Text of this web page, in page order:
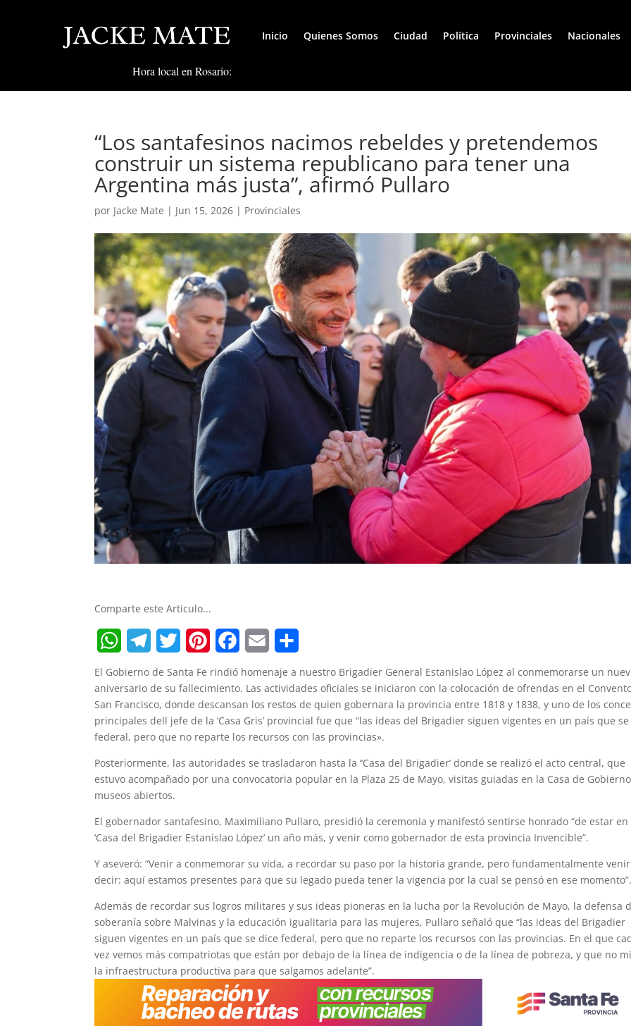
Inicio Quienes Somos Ciudad Política Provinciales Nacionales
Hora local en Rosario:
“Los santafesinos nacimos rebeldes y pretendemos
construir un sistema republicano para tener una
Argentina más justa”, afirmó Pullaro
por Jacke Mate | Jun 15, 2026 | Provinciales
Comparte este Articulo...
W
h
a
t
s
A
p
e
l
e
g
r
m
T
w
i
t
t
e
i
n
t
e
r
s
a
c
e
b
o
k
m
a
S
h
a
r
e
El Gobierno de Santa Fe rindió homenaje a nuestro Brigadier General Estanislao López al conmemorarse un
aniversario de su fallecimiento. Las actividades oficiales se iniciaron con la colocación de ofrendas en el
San Francisco, donde descansan los restos de quien gobernara la provincia entre 1818 y 1838, y uno de los
principales dell jefe de la ‘Casa Gris’ provincial fue que “las ideas del Brigadier siguen vigentes en un país que
federal, pero que no reparte los recursos con las provincias».
Posteriormente, las autoridades se trasladaron hasta la ‘’Casa del Brigadier’ donde se realizó el acto central, que
estuvo acompañado por una convocatoria popular en la Plaza 25 de Mayo, visitas guiadas en la Casa de
museos abiertos.
El gobernador santafesino, Maximiliano Pullaro, presidió la ceremonia y manifestó sentirse honrado “de estar en
‘Casa del Brigadier Estanislao López’ un año más, y venir como gobernador de esta provincia Invencible”.
Y aseveró: “Venir a conmemorar su vida, a recordar su paso por la historia grande, pero fundamentalmente
decir: aquí estamos presentes para que su legado pueda tener la vigencia por la cual se pensó en ese momento”.
Además de recordar sus logros militares y sus ideas pioneras en la lucha por la Revolución de Mayo, la defensa
soberanía sobre Malvinas y la educación igualitaria para las mujeres, Pullaro señaló que “las ideas del Brigadier
siguen vigentes en un país que se dice federal, pero que no reparte los recursos con las provincias. En el que
vez vemos más compatriotas que están por debajo de la línea de indigencia o de la línea de pobreza, y que no
la infraestructura productiva para que salgamos adelante”.